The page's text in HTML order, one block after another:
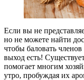
Если вы не
но не можете найти
чтобы баловать
выход есть!
помогает многим
утро, пробуждая их